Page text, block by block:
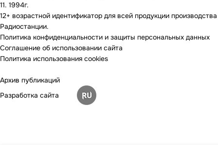
11. 1994г.
12+ возрастной идентификатор для всей продукции производства
Радиостанции.
Политика конфиденциальности и защиты персональных данных
Соглашение об использовании сайта
Политика использования cookies
Архив публикаций
Разработка сайта